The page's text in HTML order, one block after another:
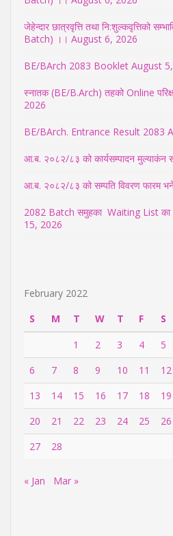
जेहेन्दार छात्रवृत्ति तथा नि:शुल्कवृत्तिको
Batch) ।। August 6, 2026
BE/BArch 2083 Booklet August
स्नातक (BE/B.Arch) तहको Online
2026
BE/BArch. Entrance Result 2083
आ.ब. २०८२/८३ को कार्यसम्पादन मुल्याकंन
आ.ब. २०८२/८३ को सम्पति विवरण फारम
2082 Batch समुहका Waiting List का
15, 2026
February 2022
S
M T W T F
S
1
2 3 4
5
6
7 8 9 10 11
12
13
14 15 16 17 18
19
20
21 22 23 24 25
26
27
28
« Jan Mar »